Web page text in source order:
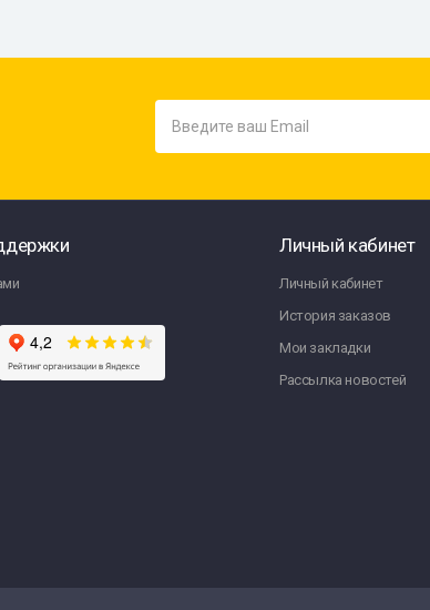
Личный кабинет
Личный кабинет
История заказов
Мои закладки
Рассылка новостей